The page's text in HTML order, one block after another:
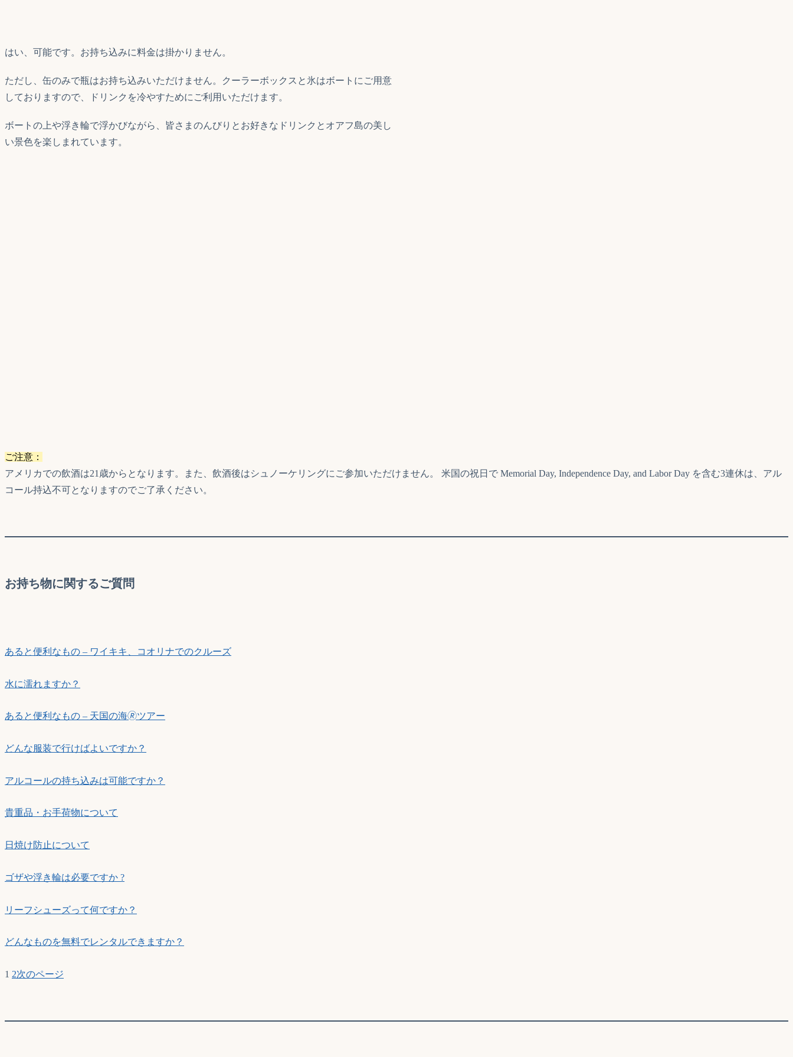
はい、可能です。お持ち込みに料金は掛かりません。
ただし、缶のみで瓶はお持ち込みいただけません。クーラーボックスと氷はボートにご用意
しておりますので、ドリンクを冷やすためにご利用いただけます。
ボートの上や浮き輪で浮かびながら、皆さまのんびりとお好きなドリンクとオアフ島の美し
い景色を楽しまれています。
ご注意：
アメリカでの飲酒は21歳からとなります。また、飲酒後はシュノーケリングにご参加いただけません。 米国の祝日で Memorial Day, Independence Day, and Labor Day を含む3連休は、アル
コール持込不可となりますのでご了承ください。
お持ち物に関するご質問
あると便利なもの – ワイキキ、コオリナでのクルーズ
水に濡れますか？
あると便利なもの – 天国の海🄬ツアー
どんな服装で行けばよいですか？
アルコールの持ち込みは可能ですか？
貴重品・お手荷物について
日焼け防止について
ゴザや浮き輪は必要ですか ?
リーフシューズって何ですか？
どんなものを無料でレンタルできますか？
1 2次のページ